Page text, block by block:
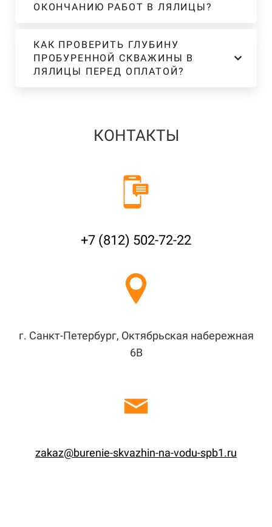
ОКОНЧАНИЮ РАБОТ В ЛЯЛИЦЫ?
КАК ПРОВЕРИТЬ ГЛУБИНУ
ПРОБУРЕННОЙ СКВАЖИНЫ В
ЛЯЛИЦЫ ПЕРЕД ОПЛАТОЙ?
КОНТАКТЫ
+7 (812) 502-72-22
г. Санкт-Петербург, Октябрьская набережная
6В
zakaz@burenie-skvazhin-na-vodu-spb1.ru